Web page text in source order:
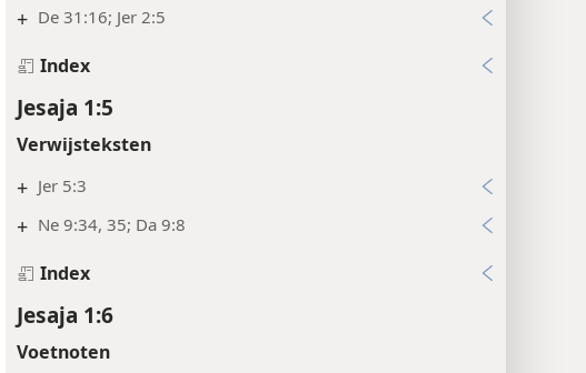
+ De 31:16; Jer 2:5
Index
Jesaja 1:5
Verwijsteksten
+ Jer 5:3
+ Ne 9:34, 35; Da 9:8
Index
Jesaja 1:6
Voetnoten